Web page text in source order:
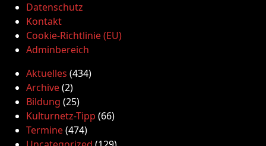
Datenschutz
Kontakt
Cookie-Richtlinie (EU)
Adminbereich
Aktuelles (434)
Archive(2)
Bildung (25)
Kulturnetz-Tipp (66)
Termine(474)